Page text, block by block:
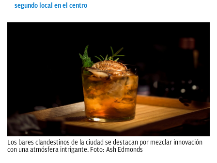
segundo local en el centro
Los bares clandestinos de la ciudad se destacan por mezclar innovación
con una atmósfera intrigante. Foto: Ash Edmonds